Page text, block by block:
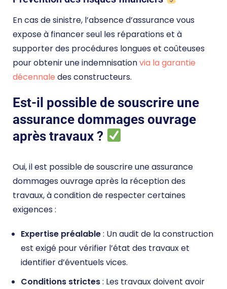
En cas de sinistre, l’absence d’assurance vous
expose à financer seul les réparations et à
supporter des procédures longues et coûteuses
pour obtenir une indemnisationvia la garantie
décennale des constructeurs.
Est-il possible de souscrire une
assurance dommages ouvrage
après travaux ?
Oui, il est possible de souscrire une assurance
dommages ouvrage après la réception des
travaux, à condition de respecter certaines
exigences :
Expertise préalable: Un audit de la construction
est exigé pour vérifier l’état des travaux et
identifier d’éventuels vices.
Conditions strictes: Les travaux doivent avoir